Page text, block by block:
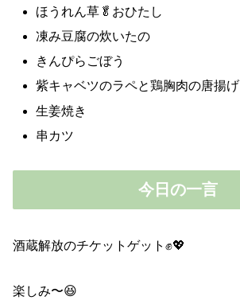
ほうれん草🥬おひたし
凍み豆腐の炊いたの
きんぴらごぼう
紫キャベツのラペと鶏胸肉の唐揚げ
生姜焼き
串カツ
今日の一言
酒蔵解放のチケットゲット✊💖
楽しみ〜😆